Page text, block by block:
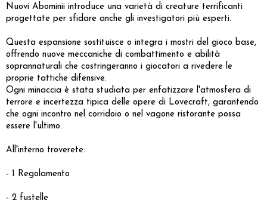
Nuovi Abominii introduce una varietà di creature terrificanti
progettate per sfidare anche gli investigatori più esperti.
Questa espansione sostituisce o integra i mostri del gioco base,
offrendo nuove meccaniche di combattimento e abilità
soprannaturali che costringeranno i giocatori a rivedere le
proprie tattiche difensive.
Ogni minaccia è stata studiata per enfatizzare l'atmosfera di
terrore e incertezza tipica delle opere di Lovecraft, garantendo
che ogni incontro nel corridoio o nel vagone ristorante possa
essere l'ultimo.
All'interno troverete:
- 1 Regolamento
- 2 fustelle